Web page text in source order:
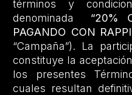
términos y
denominada “20%
PAGANDO CON
“Campaña”). La
constituye la
los presentes
cuales resultan